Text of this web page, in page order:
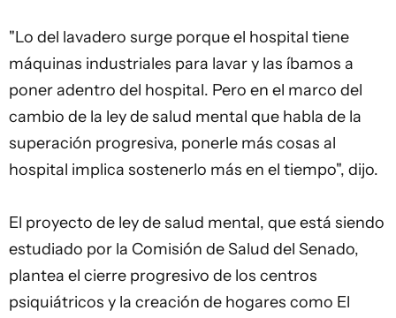
"Lo del lavadero surge porque el hospital tiene
máquinas industriales para lavar y las íbamos a
poner adentro del hospital. Pero en el marco del
cambio de la ley de salud mental que habla de la
superación progresiva, ponerle más cosas al
hospital implica sostenerlo más en el tiempo", dijo.
El proyecto de ley de salud mental, que está siendo
estudiado por la Comisión de Salud del Senado,
plantea el cierre progresivo de los centros
psiquiátricos y la creación de hogares como El